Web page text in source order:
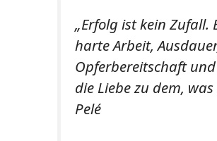
„Erfolg ist kein Zufall.
harte Arbeit,
Opferbereitschaft
die Liebe zu dem,
Pelé